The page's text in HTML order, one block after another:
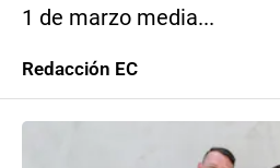
1 de marzo media...
Redacción EC